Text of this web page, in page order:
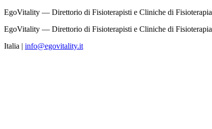
EgoVitality — Direttorio di Fisioterapisti e Cliniche di Fisioterapia
EgoVitality — Direttorio di Fisioterapisti e Cliniche di Fisioterapia
Italia | info@egovitality.it